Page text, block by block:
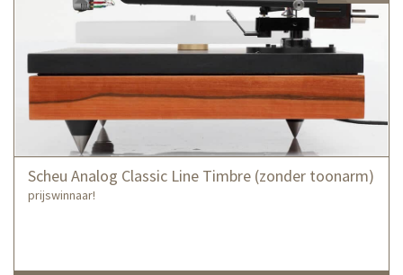
Scheu Analog Classic Line Timbre (zonder toonarm)
prijswinnaar!